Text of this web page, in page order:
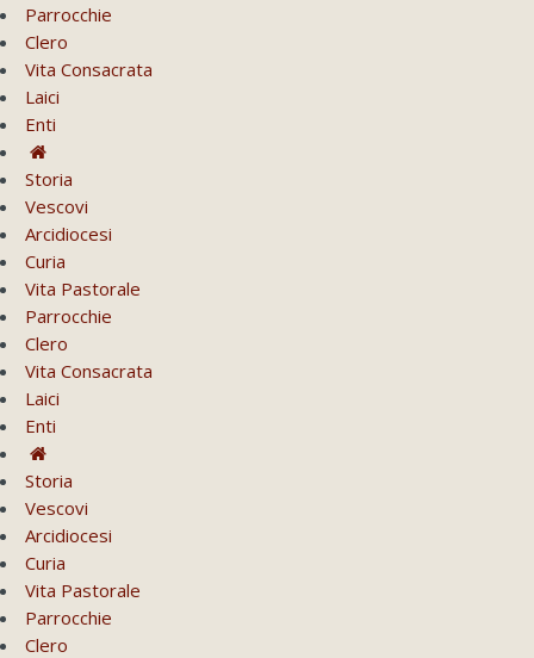
Parrocchie
Clero
Vita Consacrata
Laici
Enti
Storia
Vescovi
Arcidiocesi
Curia
Vita Pastorale
Parrocchie
Clero
Vita Consacrata
Laici
Enti
Storia
Vescovi
Arcidiocesi
Curia
Vita Pastorale
Parrocchie
Clero